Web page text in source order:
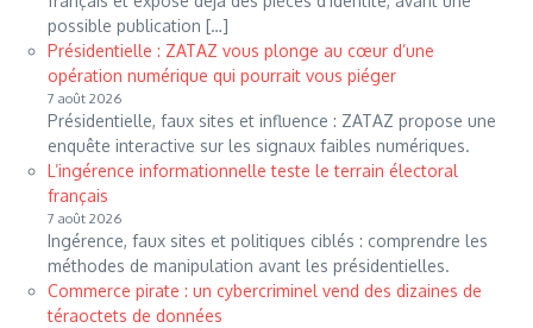
possible publication […]
Présidentielle : ZATAZ vous plonge au cœur d’une
opération numérique qui pourrait vous piéger
7 août 2026
Présidentielle, faux sites et influence : ZATAZ propose une
enquête interactive sur les signaux faibles numériques.
L’ingérence informationnelle teste le terrain électoral
français
7 août 2026
Ingérence, faux sites et politiques ciblés : comprendre les
méthodes de manipulation avant les présidentielles.
Commerce pirate : un cybercriminel vend des dizaines de
téraoctets de données